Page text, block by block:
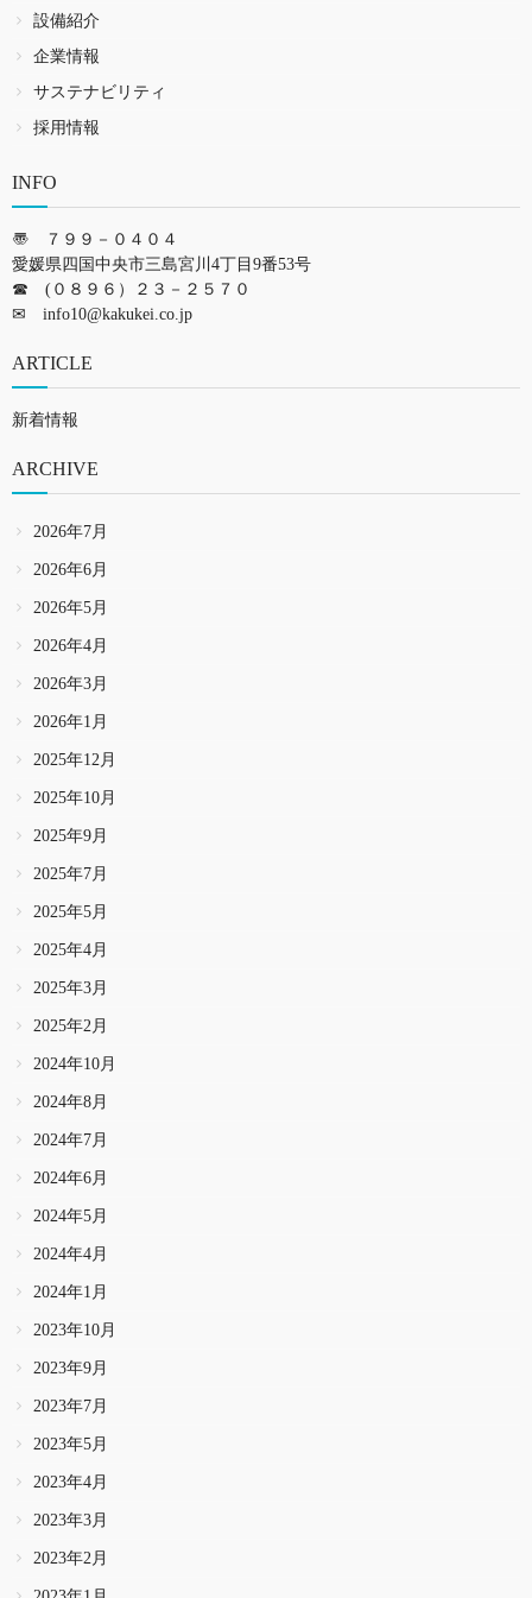
設備紹介
企業情報
サステナビリティ
採用情報
INFO
〠 ７９９－０４０４
愛媛県四国中央市三島宮川4丁目9番53号
☎ (０８９６）２３－２５７０
✉ info10@kakukei.co.jp
ARTICLE
新着情報
ARCHIVE
2026年7月
2026年6月
2026年5月
2026年4月
2026年3月
2026年1月
2025年12月
2025年10月
2025年9月
2025年7月
2025年5月
2025年4月
2025年3月
2025年2月
2024年10月
2024年8月
2024年7月
2024年6月
2024年5月
2024年4月
2024年1月
2023年10月
2023年9月
2023年7月
2023年5月
2023年4月
2023年3月
2023年2月